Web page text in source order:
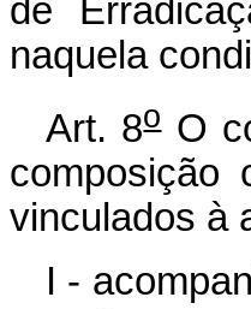
de
naquela
Art. 8oO
composição
vinculados à
I -